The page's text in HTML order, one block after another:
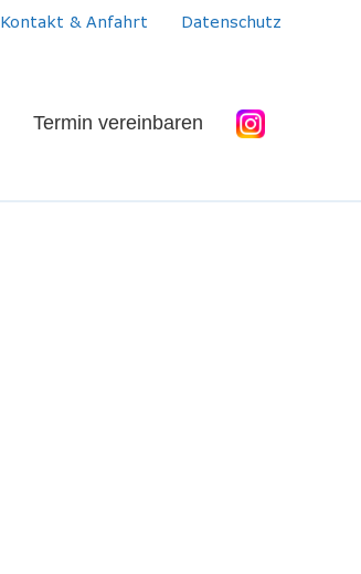
Kontakt & Anfahrt Datenschutz
Termin vereinbaren